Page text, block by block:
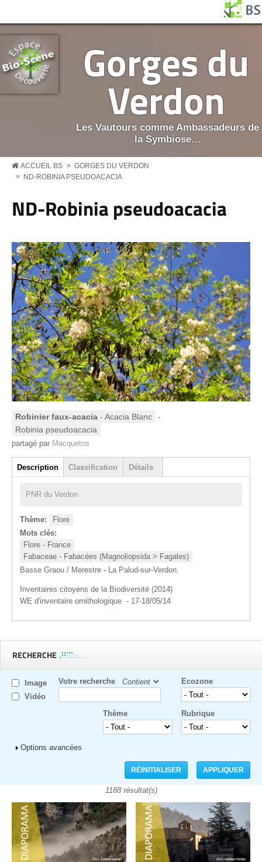
Gorges du
Verdon
Les Vautours comme Ambassadeurs de
la Symbiose…
BS MENU
ACCUEIL BS » GORGES DU VERDON
»
ND-ROBINIA PSEUDOACACIA
ND-Robinia pseudoacacia
Robinier faux-acacia - Acacia Blanc
-
Robinia pseudoacacia
partagé par Macquetos
Groupe
Description
(onglet actif)
Classification Détails
PNR du Verdon
Thème:
Flore
Mots clés:
Flore - France
Fabaceae - Fabacées (Magnoliopsida > Fagales)
Basse Graou / Merestre - La Palud-sur-Verdon.
Inventaires citoyens de la Biodiversité (2014)
WE d'inventaire ornithologique - 17-18/05/14
RECHERCHE
Image
Vidéo
Votre recherche Ecozone
Rubrique
Thème
Afficher
Options avancées
1188 résultat(s)
Pages